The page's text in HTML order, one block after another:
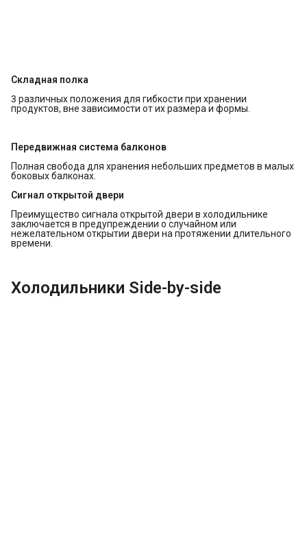
Складная полка
3 различных положения для гибкости при хранении
продуктов, вне зависимости от их размера и формы.
Передвижная система балконов
Полная свобода для хранения небольших предметов в малых
боковых балконах.
Сигнал открытой двери
Преимущество сигнала открытой двери в холодильнике
заключается в предупреждении о случайном или
нежелательном открытии двери на протяжении длительного
времени.
Холодильники Side-by-side